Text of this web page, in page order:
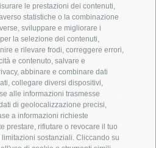
le prestazioni dei contenuti,
statistiche o la combinazione
sviluppare e migliorare i
la selezione dei contenuti,
e rilevare frodi, correggere errori,
e contenuto, salvare e
abbinare e combinare dati
collegare diversi dispositivi,
alle informazioni trasmesse
di geolocalizzazione precisi,
a informazioni richieste
prestare, rifiutare o revocare il tuo
sostanziali. Cliccando su
RACINES
ESCURSIONI
ALTA
BIKE
FONDO
ACQUA DA